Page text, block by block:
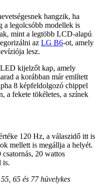
hangzik, ha
a legolcsóbb modellek is
mint a legtöbb LCD-alapú
az LG B6-ot, amely
lesz.
kijelzőt kap, amely
a korábban már említett
8 képfeldolgozó chippel
a fekete tökéletes, a színek
120 Hz, a válaszidő itt is
mellett is megállja a helyét.
20 wattos
is.
65 és 77 hüvelykes